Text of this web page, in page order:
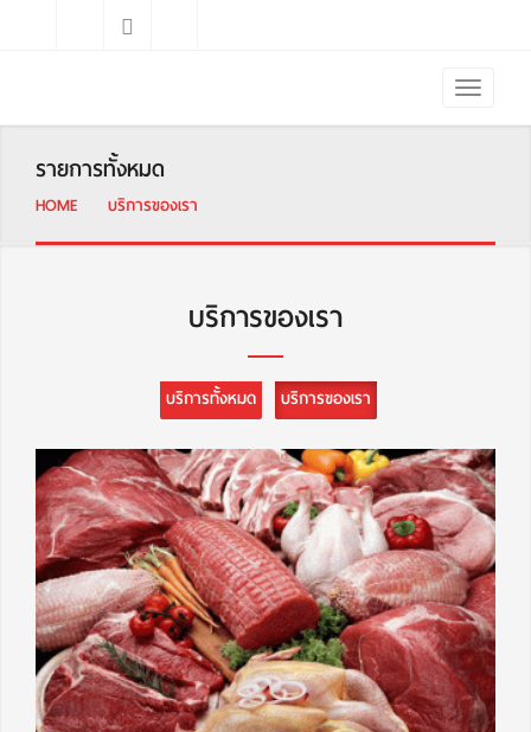
รายการทั้งหมด
HOME บริการของเรา
บริการของเรา
บริการทั้งหมด บริการของเรา